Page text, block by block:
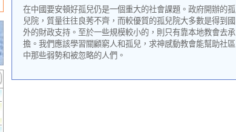
在中國要安頓好孤兒仍是一個重大的社會課題。政府開辦的孤
兒院，質量往往良莠不齊，而較優質的孤兒院大多數是得到國
外的財政支持。至於一些規模較小的，則只有靠本地教會去承
擔。我們應該學習關顧窮人和孤兒，求神感動教會能幫助社區
中那些弱勢和被忽略的人們。